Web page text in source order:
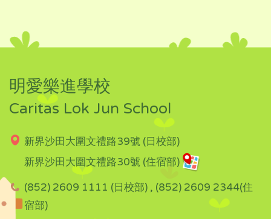
明愛樂進學校
Caritas Lok Jun School
新界沙田大圍文禮路39號 (日校部)
新界沙田大圍文禮路30號 (住宿部)
(852) 2609 1111 (日校部) , (852) 2609 2344(住
宿部)